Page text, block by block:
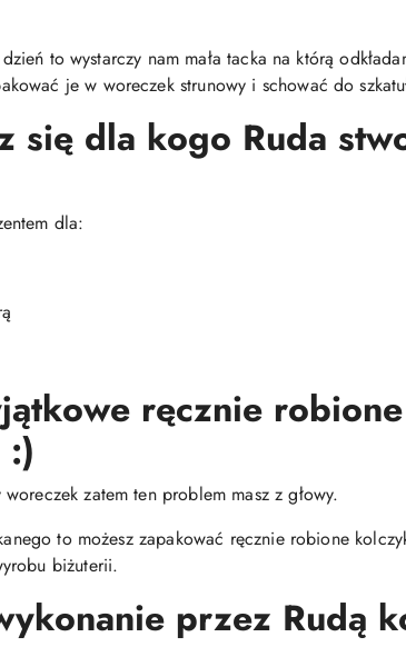
to wystarczy nam mała tacka na którą
je w woreczek strunowy i schować do
się dla kogo Ruda
dla:
ręcznie
zatem ten problem masz z głowy.
to możesz zapakować ręcznie robione
biżuterii.
przez Rudą